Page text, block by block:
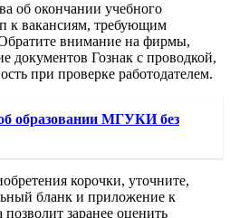
об окончании учебного
к вакансиям, требующим
внимание на фирмы,
документов Гознак с проводкой,
при проверке работодателем.
образовании МГУКИ без
корочки, уточните,
бланк и приложение к
заранее оценить